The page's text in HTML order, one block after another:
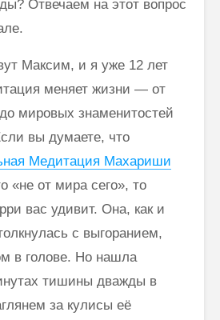
Отвечаем на этот вопрос
Максим, и я уже 12 лет
меняет жизни — от
мировых знаменитостей
вы думаете, что
Медитация Махариши
«не от мира сего», то
вас удивит. Она, как и
с выгоранием,
в голове. Но нашла
тишины дважды в
за кулисы её
и
людей
и
цель и
смысл
Комиссии о
бизнеса